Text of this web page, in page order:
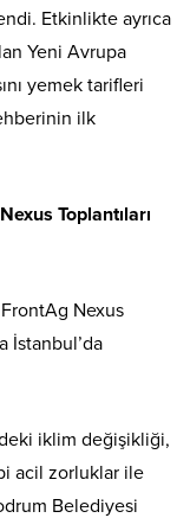
Etkinlikte ayrıca
Yeni Avrupa
yemek tarifleri
ilk
Toplantıları
Nexus
İstanbul’da
iklim değişikliği,
acil zorluklar ile
Belediyesi